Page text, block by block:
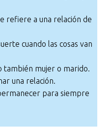
refiere a una relación de
cuando las cosas van
también mujer o marido.
una relación.
para siempre